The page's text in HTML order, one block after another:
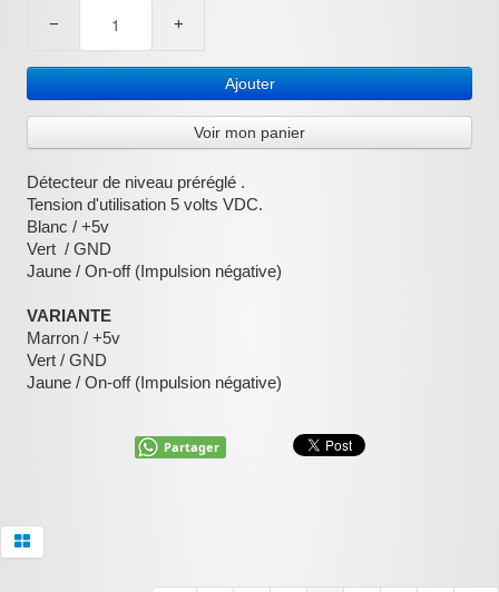
Composants électroniques
F.A.Q (Foire aux questions)
− +
Ajouter
Voir mon panier
Détecteur de niveau préréglé .
Tension d'utilisation 5 volts VDC.
Blanc / +5v
Vert / GND
Jaune / On-off (Impulsion négative)
VARIANTE
Marron / +5v
Vert / GND
Jaune / On-off (Impulsion négative)
Partager